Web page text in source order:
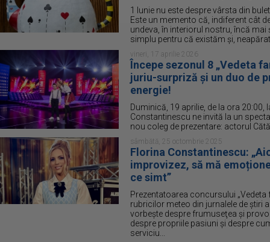
1 Iunie nu este despre vârsta din
Este un memento că, indiferent cât
undeva, în interiorul nostru, încă
simplu pentru că existăm şi,
vineri, 17 aprilie 2026
Începe sezonul 8 „Vedeta
juriu-surpriză și un duo de
energie!
Duminică, 19 aprilie, de la ora 20:00,
Constantinescu ne invită la un
nou coleg de prezentare: actorul
sâmbătă, 25 octombrie 2025
Florina Constantinescu:
improvizez, să mă
ce simt”
Prezentatoarea concursului „Vedeta
rubricilor meteo din jurnalele de ştiri
vorbeşte despre frumuseţea şi
despre propriile pasiuni şi despre
serviciu...